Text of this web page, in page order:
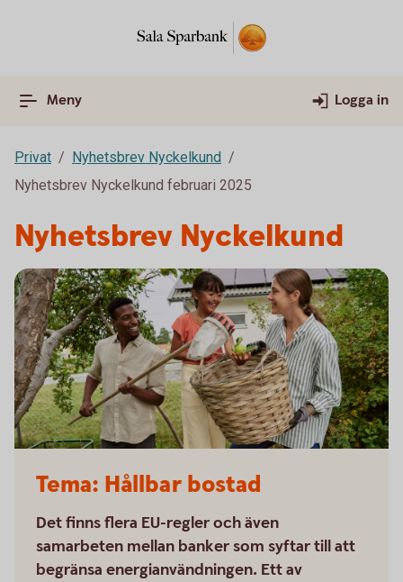
Meny Logga in
Privat
Nyhetsbrev Nyckelkund
Nyhetsbrev Nyckelkund februari 2025
Nyhetsbrev Nyckelkund
Tema: Hållbar bostad
Det finns flera EU-regler och även
samarbeten mellan banker som syftar till att
begränsa energianvändningen. Ett av